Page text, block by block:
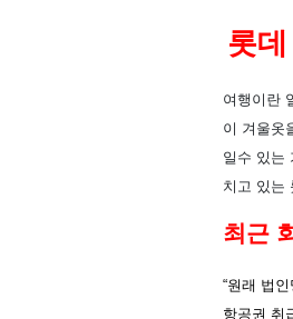
롯데
여행이란
이 겨울옷
일수 있는
치고 있는
최근
“원래 법인
항공권 취